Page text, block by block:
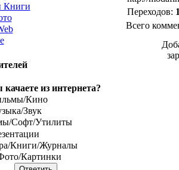
Книги
из интернета?
Кино
Звук
Софт/Утилиты
Книги/Журналы
Картинки
Переходов:
Всего